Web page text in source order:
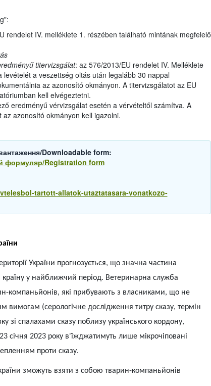
rendelet IV. melléklete 1. részében található mintának megfelelő
titervizsgálat: az 576/2013/EU rendelet IV. Melléklete
a veszettség oltás után legalább 30 nappal
az azonosító okmányon. A titervizsgálatot az EU
kell elvégeztetni.
eredményű vérvizsgálat esetén a vérvételtől számítva. A
azonosító okmányon kell igazolni.
Downloadable form:
формуляр/Registration form
tartott-allatok-utaztatasara-vonatkozo-
України прогнозується, що значна частина
у найближчий період. Ветеринарна служба
компаньйонів, які прибувають з власниками, що не
вимогам (серологічне дослідження титру сказу, термін
зі спалахами сказу поблизу українського кордону,
січня 2023 року в'їжджатимуть лише мікрочіповані
проти сказу.
зможуть взяти з собою тварин-компаньйонів